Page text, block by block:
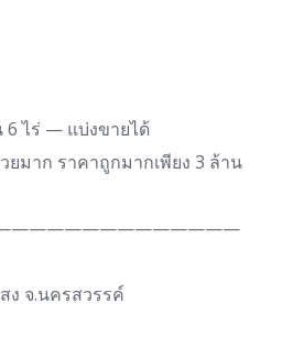
ไร่ — แบ่งขายได้
ยมาก ราคาถูกมากเพียง 3 ล้าน
ง จ.นครสวรรค์